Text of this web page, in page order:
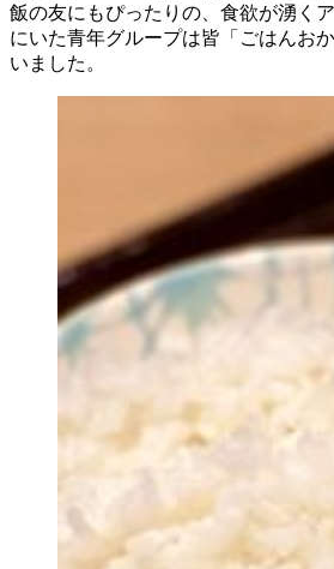
飯の友にもぴったりの、食欲が湧く
にいた青年グループは皆「ごはんお
いました。